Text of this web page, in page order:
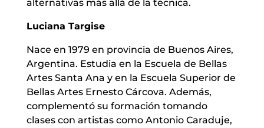
alternativas más allá de la técnica.
Luciana Targise
Nace en 1979 en provincia de Buenos Aires,
Argentina. Estudia en la Escuela de Bellas
Artes Santa Ana y en la Escuela Superior de
Bellas Artes Ernesto Cárcova. Además,
complementó su formación tomando
clases con artistas como Antonio Caraduje,